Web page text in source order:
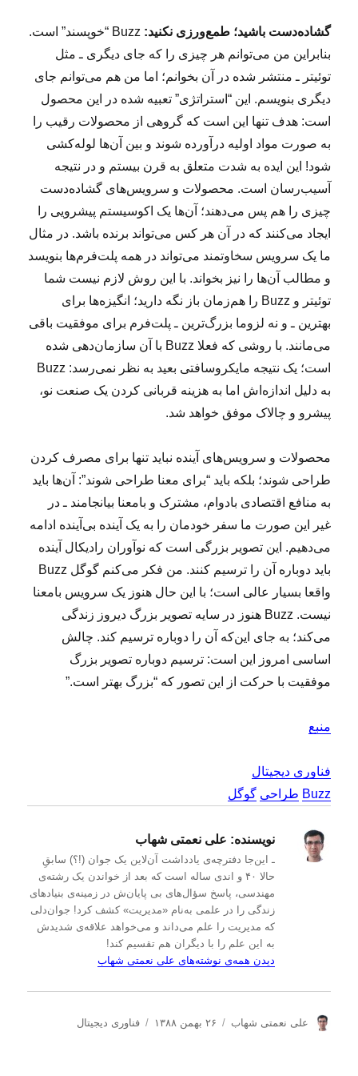
گشاده‌دست باشید؛ طمع‌ورزی نکنید:
Buzz “خوپسند” است.
بنابراین من می‌توانم هر چیزی را که جای دیگری ـ مثل
توئیتر ـ منتشر شده در آن بخوانم؛ اما من هم می‌توانم جای
دیگری بنویسم. این “استراتژی” تعبیه شده در این محصول
است: هدف تنها این است که گروهی از محصولات رقیب را
به صورت مواد اولیه درآورده شوند و بین آن‌ها لوله‌کشی
شود! این ایده به شدت متعلق به قرن بیستم و در نتیجه
آسیب‌رسان است. محصولات و سرویس‌های گشاده‌دست
چیزی را هم پس می‌دهند؛ آن‌ها یک اکوسیستم پیشرویی را
ایجاد می‌کنند که در آن هر کس می‌تواند برنده باشد. در مثال
ما یک سرویس سخاوتمند می‌تواند در همه پلت‌فرم‌ها بنویسد
و مطالب آن‌ها را نیز بخواند. با این روش لازم نیست شما
توئیتر و Buzz را هم‌زمان باز نگه دارید؛ انگیزه‌ها برای
بهترین ـ و نه لزوما بزرگ‌ترین ـ پلت‌فرم برای موفقیت باقی
می‌مانند. با روشی که فعلا Buzz با آن سازمان‌دهی شده
است؛ یک نتیجه مایکروسافتی بعید به نظر نمی‌رسد: Buzz
به دلیل اندازه‌اش اما به هزینه قربانی کردن یک صنعت نو،
پیشرو و چالاک موفق خواهد شد.
محصولات و سرویس‌های آینده نباید تنها برای مصرف کردن
طراحی شوند؛ بلکه باید “برای معنا طراحی شوند”: آن‌ها باید
به منافع اقتصادی بادوام، مشترک و بامعنا بیانجامند ـ در
غیر این صورت ما سفر خودمان را به یک آینده بی‌آینده ادامه
می‌دهیم. این تصویر بزرگی است که نوآوران رادیکال آینده
باید دوباره آن را ترسیم کنند. من فکر می‌کنم گوگل Buzz
واقعا بسیار عالی است؛ با این حال هنوز یک سرویس بامعنا
نیست. Buzz هنوز در سایه تصویر بزرگ دیروز زندگی
می‌کند؛ به جای این‌که آن را دوباره ترسیم کند. چالش
اساسی امروز این است: ترسیم دوباره تصویر بزرگ
موفقیت با حرکت از این تصور که “بزرگ بهتر است.”
منبع
فناوری دیجیتال
Buzz طراحی گوگل
نویسنده: علی نعمتی شهاب
ـ این‌جا دفترچه‌ی یادداشت‌ آن‌لاین یک جوان (!؟) سابقِ
حالا ۴۰ و اندی ساله است که بعد از خواندن یک رشته‌ی
مهندسی، پاسخ سؤال‌های بی پایان‌ش در زمینه‌ی بنیادهای
زندگی را در علمی به‌نام «مدیریت» کشف کرد! جوان‌دلی
که مدیریت را علم می‌داند و می‌خواهد علاقه‌ی شدیدش
به این علم را با دیگران هم تقسیم کند!
دیدن همه‌ی نوشته‌های علی نعمتی شهاب
نعلی نعمتی شهاب
ا۲۶ بهمن ۱۳۸۸
د
فناوری دیجیتال